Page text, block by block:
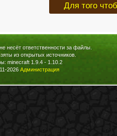
Для того
несёт ответственности за файлы.
из открытых источников.
minecraft 1.9.4 - 1.10.2
2026 Администрация